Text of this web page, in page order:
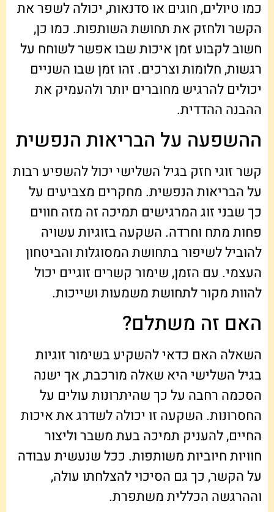
כמו טיולים, חוגים או סדנאות, יכולה לשפר את
הקשר ולחזק את תחושת השותפות. כמו כן,
חשוב לקבוע זמן איכות שבו אפשר לשוחח על
רגשות, חלומות וצרכים. זהו זמן שבו השניים
יכולים להרגיש מחוברים יותר ולהעמיק את
ההבנה ההדדית.
ההשפעה על הבריאות הנפשית
קשר זוגי חזק בגיל השלישי יכול להשפיע רבות
על הבריאות הנפשית. מחקרים מצביעים על
כך שבני זוג המרגישים תמיכה זה מזה חווים
פחות מתח וחרדה. השקעה בזוגיות עשויה
להוביל לשיפור בתחושת המסוגלות והביטחון
העצמי. עם הזמן, שימור קשרים זוגיים יכול
להוות מקור לתחושת משמעות ושייכות.
האם זה משתלם?
השאלה האם כדאי להשקיע בשימור זוגיות
בגיל השלישי היא שאלה מורכבת, אך ישנה
הסכמה רחבה על כך שהיתרונות עולים על
החסרונות. השקעה זו יכולה לשדרג את איכות
החיים, להעניק תמיכה בעת משבר וליצור
חוויות חיוביות משותפות. ככל שנעשית עבודה
על הקשר, כך גם הסיכוי להצלחתו עולה,
וההרגשה הכללית משתפרת.